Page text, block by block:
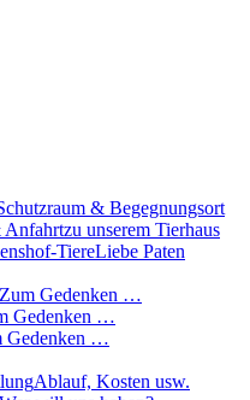
& Begegnungsort
Anfahrtzu unserem Tierhaus
TiereLiebe Paten
Zum Gedenken …
Gedenken …
Gedenken …
Ablauf, Kosten usw.